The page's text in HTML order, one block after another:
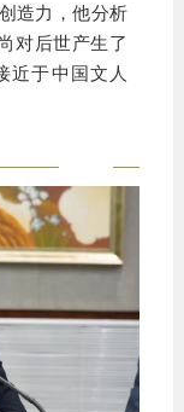
造力，他分析
对后世产生了
近于中国文人